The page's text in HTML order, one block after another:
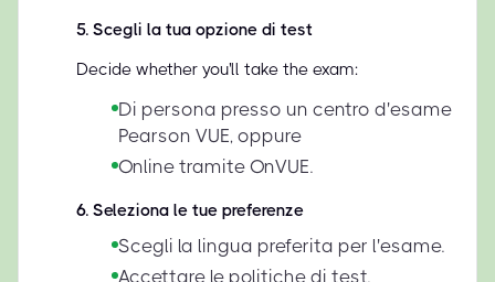
5. Scegli la tua opzione di test
Decide whether you'll take the exam:
Di persona presso un centro d'esame
Pearson VUE, oppure
Online tramite OnVUE.
6. Seleziona le tue preferenze
Scegli la lingua preferita per l'esame.
Accettare le politiche di test.